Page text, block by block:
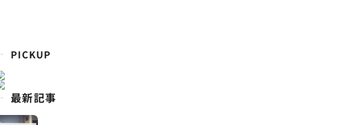
PICKUP
最新記事